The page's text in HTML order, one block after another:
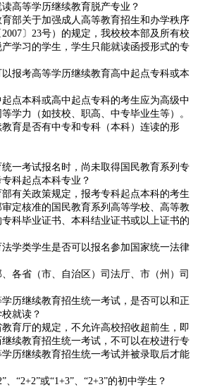
高等学历继续教育脱产专业？
部关于加强成人高等教育招生和办学秩序
〕23号）的规定，我校校本部及所有校
学习的学生，学生只能就读函授形式的专
报考高等学历继续教育高中起点专科或本
点本科或高中起点专科的考生应为高级中
学力（如技校、职高、中专毕业生等）。
育是否有中专和专科（本科）连读的形
一考试报名时，尚未取得国民教育系列专
科起点本科专业？
有关政策规定，报考专科起点本科的考生
定核准的国民教育系列高等学校、高等教
科毕业证书、本科结业证书或以上证书的
学类学生是否可以报名参加国家统一法律
各省（市、自治区）司法厅、市（州）司
历继续教育招生统一考试，是否可以和正
就读？
育厅的规定，不允许高校招收超前生，即
续教育招生统一考试，不可以在校进行专
历继续教育招生统一考试并被录取后才能
、“2+2”或“1+3”、“2+3”的初中学生？